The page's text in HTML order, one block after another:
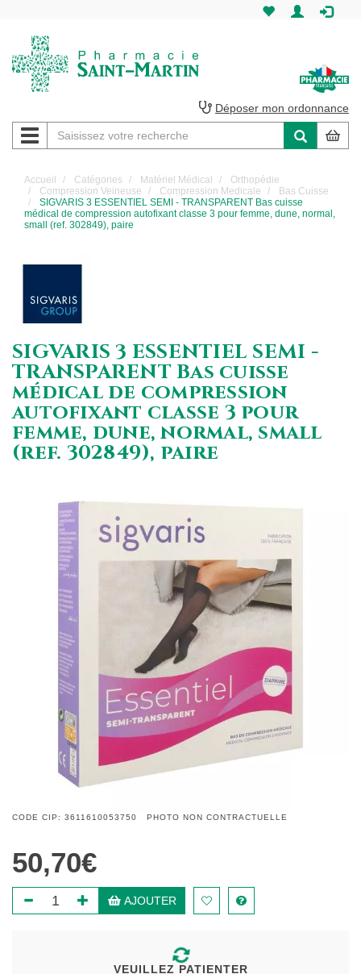
Martin
Pharmacie
Saint-
Martin
Déposer mon ordonnance
Navigation
Accueil Catégories Matériel Médical
Orthopédie
Compression Veineuse
Compression Medicale
Bas Cuisse
SIGVARIS 3 ESSENTIEL SEMI - TRANSPARENT Bas cuisse
médical de compression autofixant classe 3 pour femme, dune, normal,
small (ref. 302849), paire
SIGVARIS 3 ESSENTIEL SEMI -
TRANSPARENT Bas cuisse
médical de compression
autofixant classe 3 pour
femme, dune, normal, small
(ref. 302849), paire
CODE CIP: 3611610053750 PHOTO NON CONTRACTUELLE
50,70€
AJOUTER
VEUILLEZ PATIENTER